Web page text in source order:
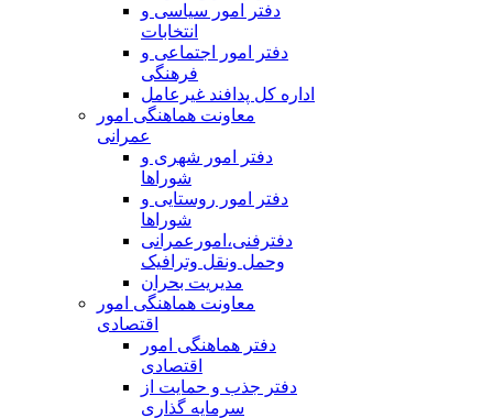
دفتر امور سیاسی و
انتخابات
دفتر امور اجتماعی و
فرهنگی
اداره کل پدافند غیرعامل
معاونت هماهنگی امور
عمرانی
دفتر امور شهری و
شوراها
دفتر امور روستایی و
شوراها
دفترفنی،امورعمرانی
وحمل ونقل وترافيک
مدیریت بحران
معاونت هماهنگی امور
اقتصادی
دفتر هماهنگی امور
اقتصادی
دفتر جذب و حمایت از
سرمایه گذاری